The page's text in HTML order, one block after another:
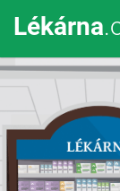
Lékárna